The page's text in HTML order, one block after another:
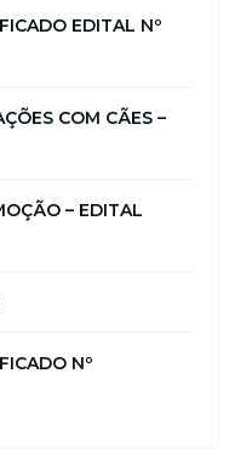
EDITAL Nº
COM CÃES –
– EDITAL
Nº